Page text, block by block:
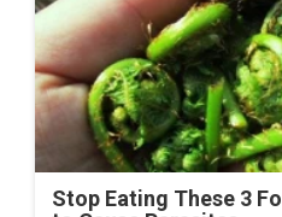
Stop Eating These 3